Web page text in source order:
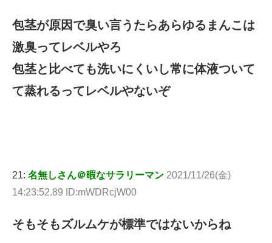
包茎が原因で臭い言うたらあらゆるまんこは
激臭ってレベルやろ
包茎と比べても洗いにくいし常に体液ついて
て蒸れるってレベルやないぞ
21: 名無しさん＠暇なサラリーマン 2021/11/26(金)
14:23:52.89 ID:mWDRcjW00
そもそもズルムケが標準ではないからね